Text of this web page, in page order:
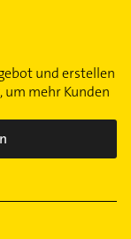
und erstellen
um mehr Kunden